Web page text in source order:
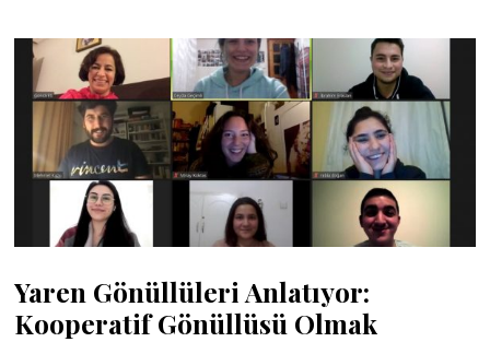
Yaren Gönüllüleri Anlatıyor:
Kooperatif Gönüllüsü Olmak